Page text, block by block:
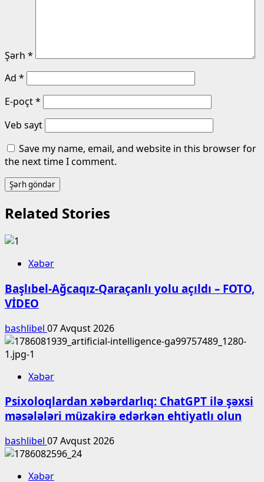
Şərh *
Ad *
E-poçt*
Veb sayt
Save my name, email, and website in this browser for
the next time I comment.
Related Stories
Xəbər
Başlıbel-Ağcaqız-Qaraçanlı yolu açıldı – FOTO,
VİDEO
bashlibel 07 Avqust 2026
Xəbər
Psixoloqlardan xəbərdarlıq: ChatGPT ilə şəxsi
məsələləri müzakirə edərkən ehtiyatlı olun
bashlibel 07 Avqust 2026
Xəbər